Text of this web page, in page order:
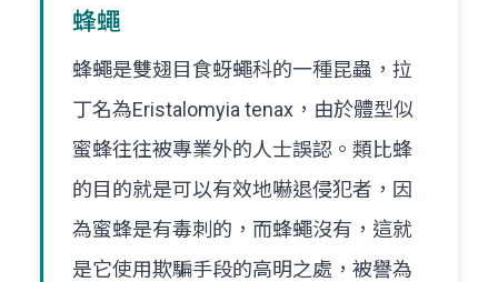
蜂蠅
蜂蠅是雙翅目食蚜蠅科的一種昆蟲，拉
丁名為Eristalomyia tenax，由於體型似
蜜蜂往往被專業外的人士誤認。類比蜂
的目的就是可以有效地嚇退侵犯者，因
為蜜蜂是有毒刺的，而蜂蠅沒有，這就
是它使用欺騙手段的高明之處，被譽為